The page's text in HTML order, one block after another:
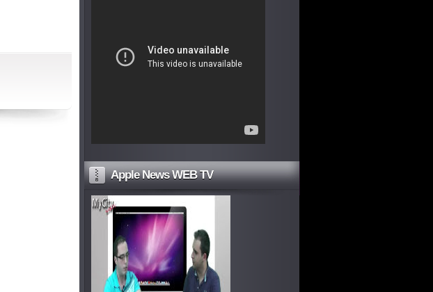
Apple News WEB TV